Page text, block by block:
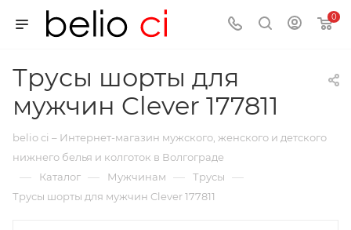
0
Трусы шорты для
мужчин Clever 177811
belio ci – Интернет-магазин мужского, женского и детского
нижнего белья и колготок в Волгограде
— Каталог — Мужчинам — Трусы —
Трусы шорты для мужчин Clever 177811